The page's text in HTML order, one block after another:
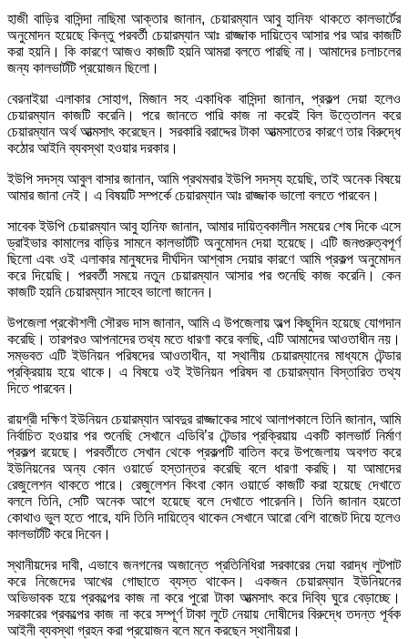
হাজী বাড়ির বাসিন্দা নাছিমা আক্তার জানান, চেয়ারম্যান আবু হানিফ থাকতে কালভার্টের
অনুমোদন হয়েছে কিন্তু পরবর্তী চেয়ারম্যান আঃ রাজ্জাক দায়িত্বে আসার পর আর কাজটি
করা হয়নি। কি কারণে আজও কাজটি হয়নি আমরা বলতে পারছি না। আমাদের চলাচলের
জন্য কালভার্টটি প্রয়োজন ছিলো।
বেরনাইয়া এলাকার সোহাগ, মিজান সহ একাধিক বাসিন্দা জানান, প্রকল্প দেয়া হলেও
চেয়ারম্যান কাজটি করেনি। পরে জানতে পারি কাজ না করেই বিল উত্তোলন করে
চেয়ারম্যান অর্থ আত্মসাৎ করেছেন। সরকারি বরাদ্দের টাকা আত্মসাতের কারণে তার বিরুদ্ধে
কঠোর আইনি ব্যবস্থা হওয়ার দরকার।
ইউপি সদস্য আবুল বাসার জানান, আমি প্রথমবার ইউপি সদস্য হয়েছি, তাই অনেক বিষয়ে
আমার জানা নেই। এ বিষয়টি সম্পর্কে চেয়ারম্যান আঃ রাজ্জাক ভালো বলতে পারবেন।
সাবেক ইউপি চেয়ারম্যান আবু হানিফ জানান, আমার দায়িত্বকালীন সময়ের শেষ দিকে এসে
ড্রাইভার কামালের বাড়ির সামনে কালভার্টটি অনুমোদন দেয়া হয়েছে। এটি জনগুরুত্বপূর্ণ
ছিলো এবং ওই এলাকার মানুষদের দীর্ঘদিন আশ্বাস দেয়ার কারণে আমি প্রকল্প অনুমোদন
করে দিয়েছি। পরবর্তী সময়ে নতুন চেয়ারম্যান আসার পর শুনেছি কাজ করেনি। কেন
কাজটি হয়নি চেয়ারম্যান সাহেব ভালো জানেন।
উপজেলা প্রকৌশলী সৌরভ দাস জানান, আমি এ উপজেলায় অল্প কিছুদিন হয়েছে যোগদান
করেছি। তারপরও আপনাদের তথ্য মতে ধারণা করে বলছি, এটি আমাদের আওতাধীন নয়।
সম্ভবত এটি ইউনিয়ন পরিষদের আওতাধীন, যা স্থানীয় চেয়ারম্যানের মাধ্যমে টেন্ডার
প্রক্রিয়ায় হয়ে থাকে। এ বিষয়ে ওই ইউনিয়ন পরিষদ বা চেয়ারম্যান বিস্তারিত তথ্য
দিতে পারবেন।
রায়শ্রী দক্ষিণ ইউনিয়ন চেয়ারম্যান আবদুর রাজ্জাকের সাথে আলাপকালে তিনি জানান, আমি
নির্বাচিত হওয়ার পর শুনেছি সেখানে এডিবি’র টেন্ডার প্রক্রিয়ায় একটি কালভার্ট নির্মাণ
প্রকল্প রয়েছে। পরবর্তীতে সেখান থেকে প্রকল্পটি বাতিল করে উপজেলায় অবগত করে
ইউনিয়নের অন্য কোন ওয়ার্ডে হস্তান্তর করেছি বলে ধারণা করছি। যা আমাদের
রেজুলেশন থাকতে পারে। রেজুলেশন কিংবা কোন ওয়ার্ডে কাজটি করা হয়েছে দেখাতে
বললে তিনি, সেটি অনেক আগে হয়েছে বলে দেখাতে পারেননি। তিনি জানান হয়তো
কোথাও ভুল হতে পারে, যদি তিনি দায়িত্বে থাকেন সেখানে আরো বেশি বাজেট দিয়ে হলেও
কালভার্টটি করে দিবেন।
স্থানীয়দের দাবী, এভাবে জনগনের অজান্তে প্রতিনিধিরা সরকারের দেয়া বরাদ্ধ লুটপাট
করে নিজেদের আখের গোছাতে ব্যস্ত থাকেন। একজন চেয়ারম্যান ইউনিয়নের
অভিভাবক হয়ে প্রকল্পের কাজ না করে পুরো টাকা আত্মসাৎ করে দিব্যি ঘুরে বেড়াচ্ছে।
সরকারের প্রকল্পের কাজ না করে সম্পূর্ণ টাকা লুটে নেয়ায় দোষীদের বিরুদ্ধে তদন্ত পূর্বক
আইনী ব্যবস্থা গ্রহন করা প্রয়োজন বলে মনে করছেন স্থানীয়রা।